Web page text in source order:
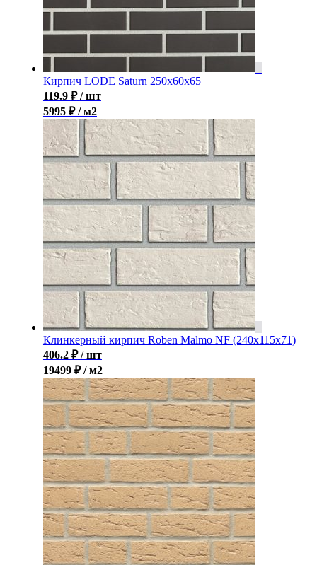
Кирпич LODE Saturn 250x60x65
119.9 ₽ / шт
5995 ₽ / м2
Клинкерный кирпич Roben Malmo NF (240x115x71)
406.2 ₽ / шт
19499 ₽ / м2